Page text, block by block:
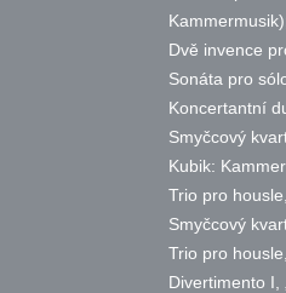
Dvě invence
Sonáta pro
Koncertantní
Smyčcový
Kubik:
Trio pro
Smyčcový
Trio pro
Divertimento I,